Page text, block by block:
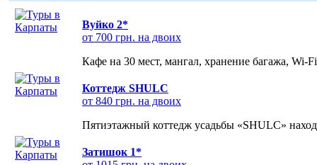
Вуйко 2*
от 700 грн. на двоих
Кафе на 30 мест, мангал, хранение багажа, Wi-
Коттедж SHULC
от 840 грн. на двоих
Пятиэтажный коттедж усадьбы «SHULC»
Затишок 1*